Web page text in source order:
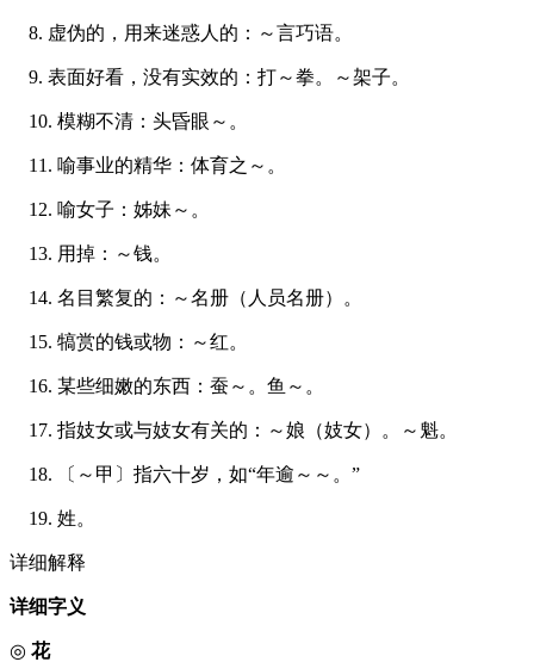
8. 虚伪的，用来迷惑人的：～言巧语。
9. 表面好看，没有实效的：打～拳。～架子。
10. 模糊不清：头昏眼～。
11. 喻事业的精华：体育之～。
12. 喻女子：姊妹～。
13. 用掉：～钱。
14. 名目繁复的：～名册（人员名册）。
15. 犒赏的钱或物：～红。
16. 某些细嫩的东西：蚕～。鱼～。
17. 指妓女或与妓女有关的：～娘（妓女）。～魁。
18. 〔～甲〕指六十岁，如“年逾～～。”
19. 姓。
详细解释
详细字义
◎ 花